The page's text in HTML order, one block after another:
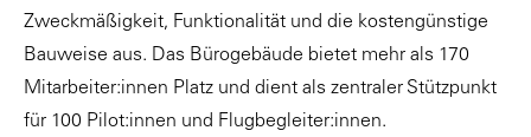
Zweckmäßigkeit, Funktionalität und die kostengünstige
Bauweise aus. Das Bürogebäude bietet mehr als 170
Mitarbeiter:innen Platz und dient als zentraler Stützpunkt
für 100 Pilot:innen und Flugbegleiter:innen.